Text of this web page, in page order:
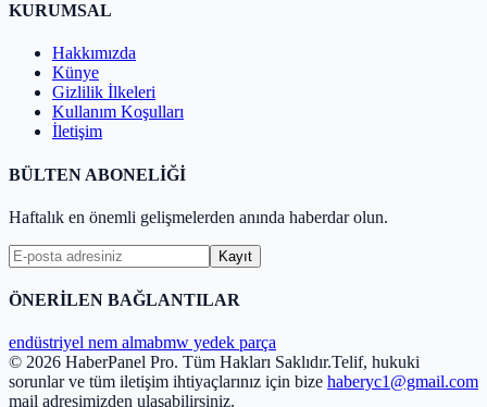
KURUMSAL
Hakkımızda
Künye
Gizlilik İlkeleri
Kullanım Koşulları
İletişim
BÜLTEN ABONELİĞİ
Haftalık en önemli gelişmelerden anında haberdar olun.
Kayıt
ÖNERİLEN BAĞLANTILAR
endüstriyel nem almabmw yedek parça
© 2026 HaberPanel Pro. Tüm Hakları Saklıdır.Telif, hukuki
sorunlar ve tüm iletişim ihtiyaçlarınız için bize haberyc1@gmail.com
mail adresimizden ulaşabilirsiniz.